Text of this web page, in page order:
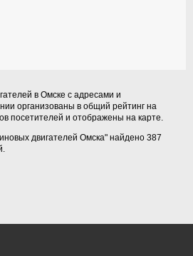
в Омске с адресами и
организованы в общий рейтинг на
посетителей и отображены на карте.
двигателей Омска" найдено 387